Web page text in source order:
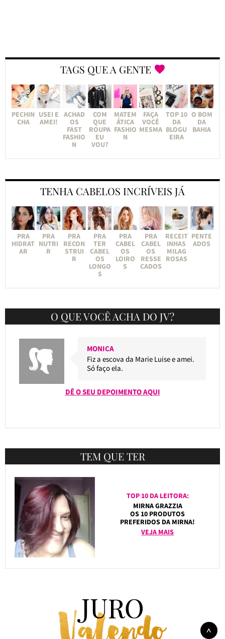
TAGS QUE A GENTE
PECHIN
CHA
USEI E
AMEI!
ACHAD
OS
FAST
FASHIO
N
COM
QUE
ROUPA
EU
VOU?
MATEM
ÁTICA
FASHIO
N
FAÇA
VOCÊ
MESMA
TOP 10
DA
BLOGU
EIRA
O BOM
DA
BAHIA
TENHA CABELOS INCRÍVEIS JÁ
PRA
HIDRAT
AR
PRA
NUTRI
R
PRA
RECON
STRUI
R
PRA
TER
CABEL
OS
LONGO
S
PRA
CABEL
OS
LOIRO
S
PRA
CABEL
OS
RESSE
CADOS
RECEIT
INHAS
MILAG
ROSAS
PENTE
ADOS
O QUE VOCÊ ACHA DO JV?
MONICA
Fiz a escova da Marie Luise e amei.
Só faço ela.
DÊ O SEU DEPOIMENTO AQUI
TEM QUE TER
TOP 10 DA LEITORA:
MIRNA GRAZZIA
OS 10 PRODUTOS
PREFERIDOS DA MIRNA!
VEJA MAIS